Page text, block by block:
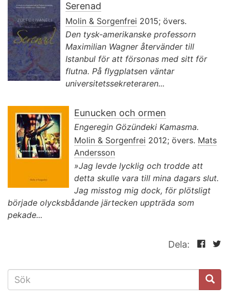
Serenad
Molin & Sorgenfrei 2015; övers.
Den tysk-amerikanske professorn
Maximilian Wagner återvänder till
Istanbul för att försonas med sitt för
flutna. På flygplatsen väntar
universitetssekreteraren...
Eunucken och ormen
Engeregin Gözündeki Kamasma.
Molin & Sorgenfrei 2012; övers. Mats
Andersson
»Jag levde lycklig och trodde att
detta skulle vara till mina dagars slut.
Jag misstog mig dock, för plötsligt
började olycksbådande järtecken uppträda som
pekade...
Dela:
SÖKFORMULÄR